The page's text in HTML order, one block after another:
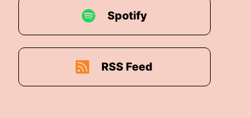
Spotify
RSS Feed